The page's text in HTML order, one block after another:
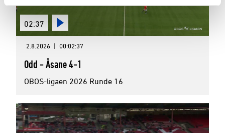
02:37
2.8.2026 | 00:02:37
Odd - Åsane 4-1
OBOS-ligaen 2026 Runde 16